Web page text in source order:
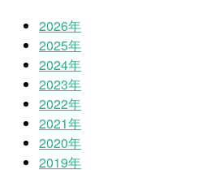
2026年
2025年
2024年
2023年
2022年
2021年
2020年
2019年